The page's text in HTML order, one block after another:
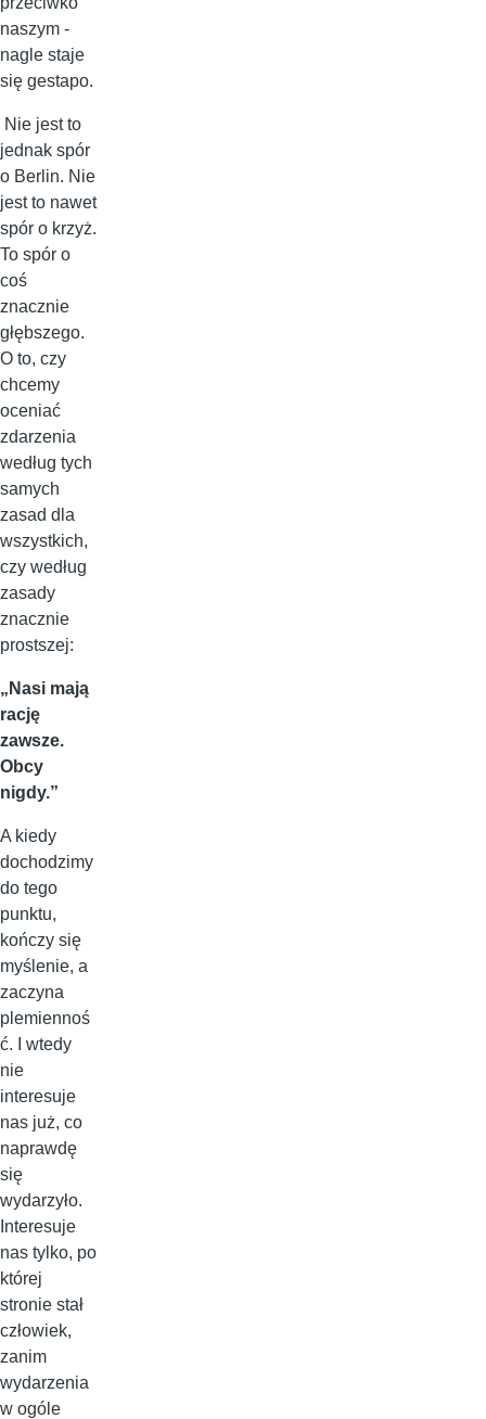
naszym -
nagle staje
się gestapo.
Nie jest to
jednak spór
o Berlin. Nie
jest to nawet
spór o krzyż.
To spór o
coś
znacznie
głębszego.
O to, czy
chcemy
oceniać
zdarzenia
według tych
samych
zasad dla
wszystkich,
czy według
zasady
znacznie
prostszej:
„Nasi mają
rację
zawsze.
Obcy
nigdy.”
A kiedy
dochodzimy
do tego
punktu,
kończy się
myślenie, a
zaczyna
plemiennoś
ć. I wtedy
nie
interesuje
nas już, co
naprawdę
się
wydarzyło.
Interesuje
nas tylko, po
której
stronie stał
człowiek,
zanim
wydarzenia
w ogóle